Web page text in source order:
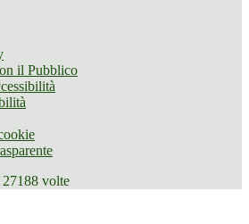
il Pubblico
27188 volte